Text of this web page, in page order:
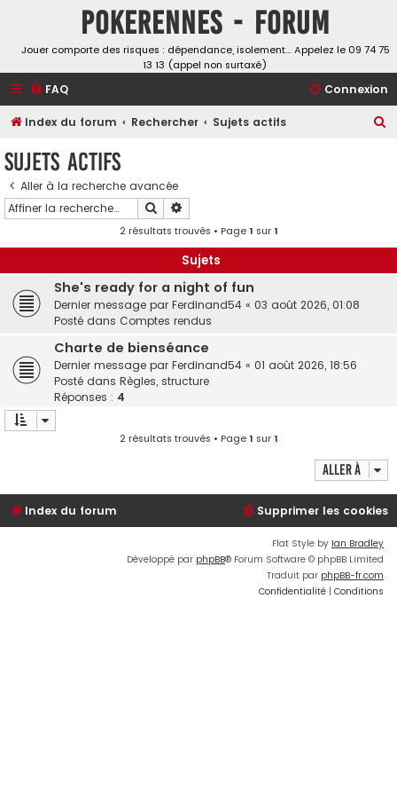
Pokerennes - Forum
Jouer comporte des risques : dépendance, isolement… Appelez le 09 74 75
13 13 (appel non surtaxé)
FAQ Connexion
Index du forum Rechercher Sujets actifs
Sujets actifs
Aller à la recherche avancée
Rechercher
2 résultats trouvés • Page1 sur1
Sujets
She's ready for a night of fun
Dernier message par Ferdinand54 « 03 août 2026, 01:08
Posté dans Comptes rendus
Charte de bienséance
Dernier message par Ferdinand54 « 01 août 2026, 18:56
Posté dans Règles, structure
Réponses : 4
2 résultats trouvés • Page1 sur1
Aller à
Index du forum Supprimer les cookies
Flat Style by Ian Bradley
Développé par phpBB® Forum Software © phpBB Limited
Traduit par phpBB-fr.com
Confidentialité | Conditions